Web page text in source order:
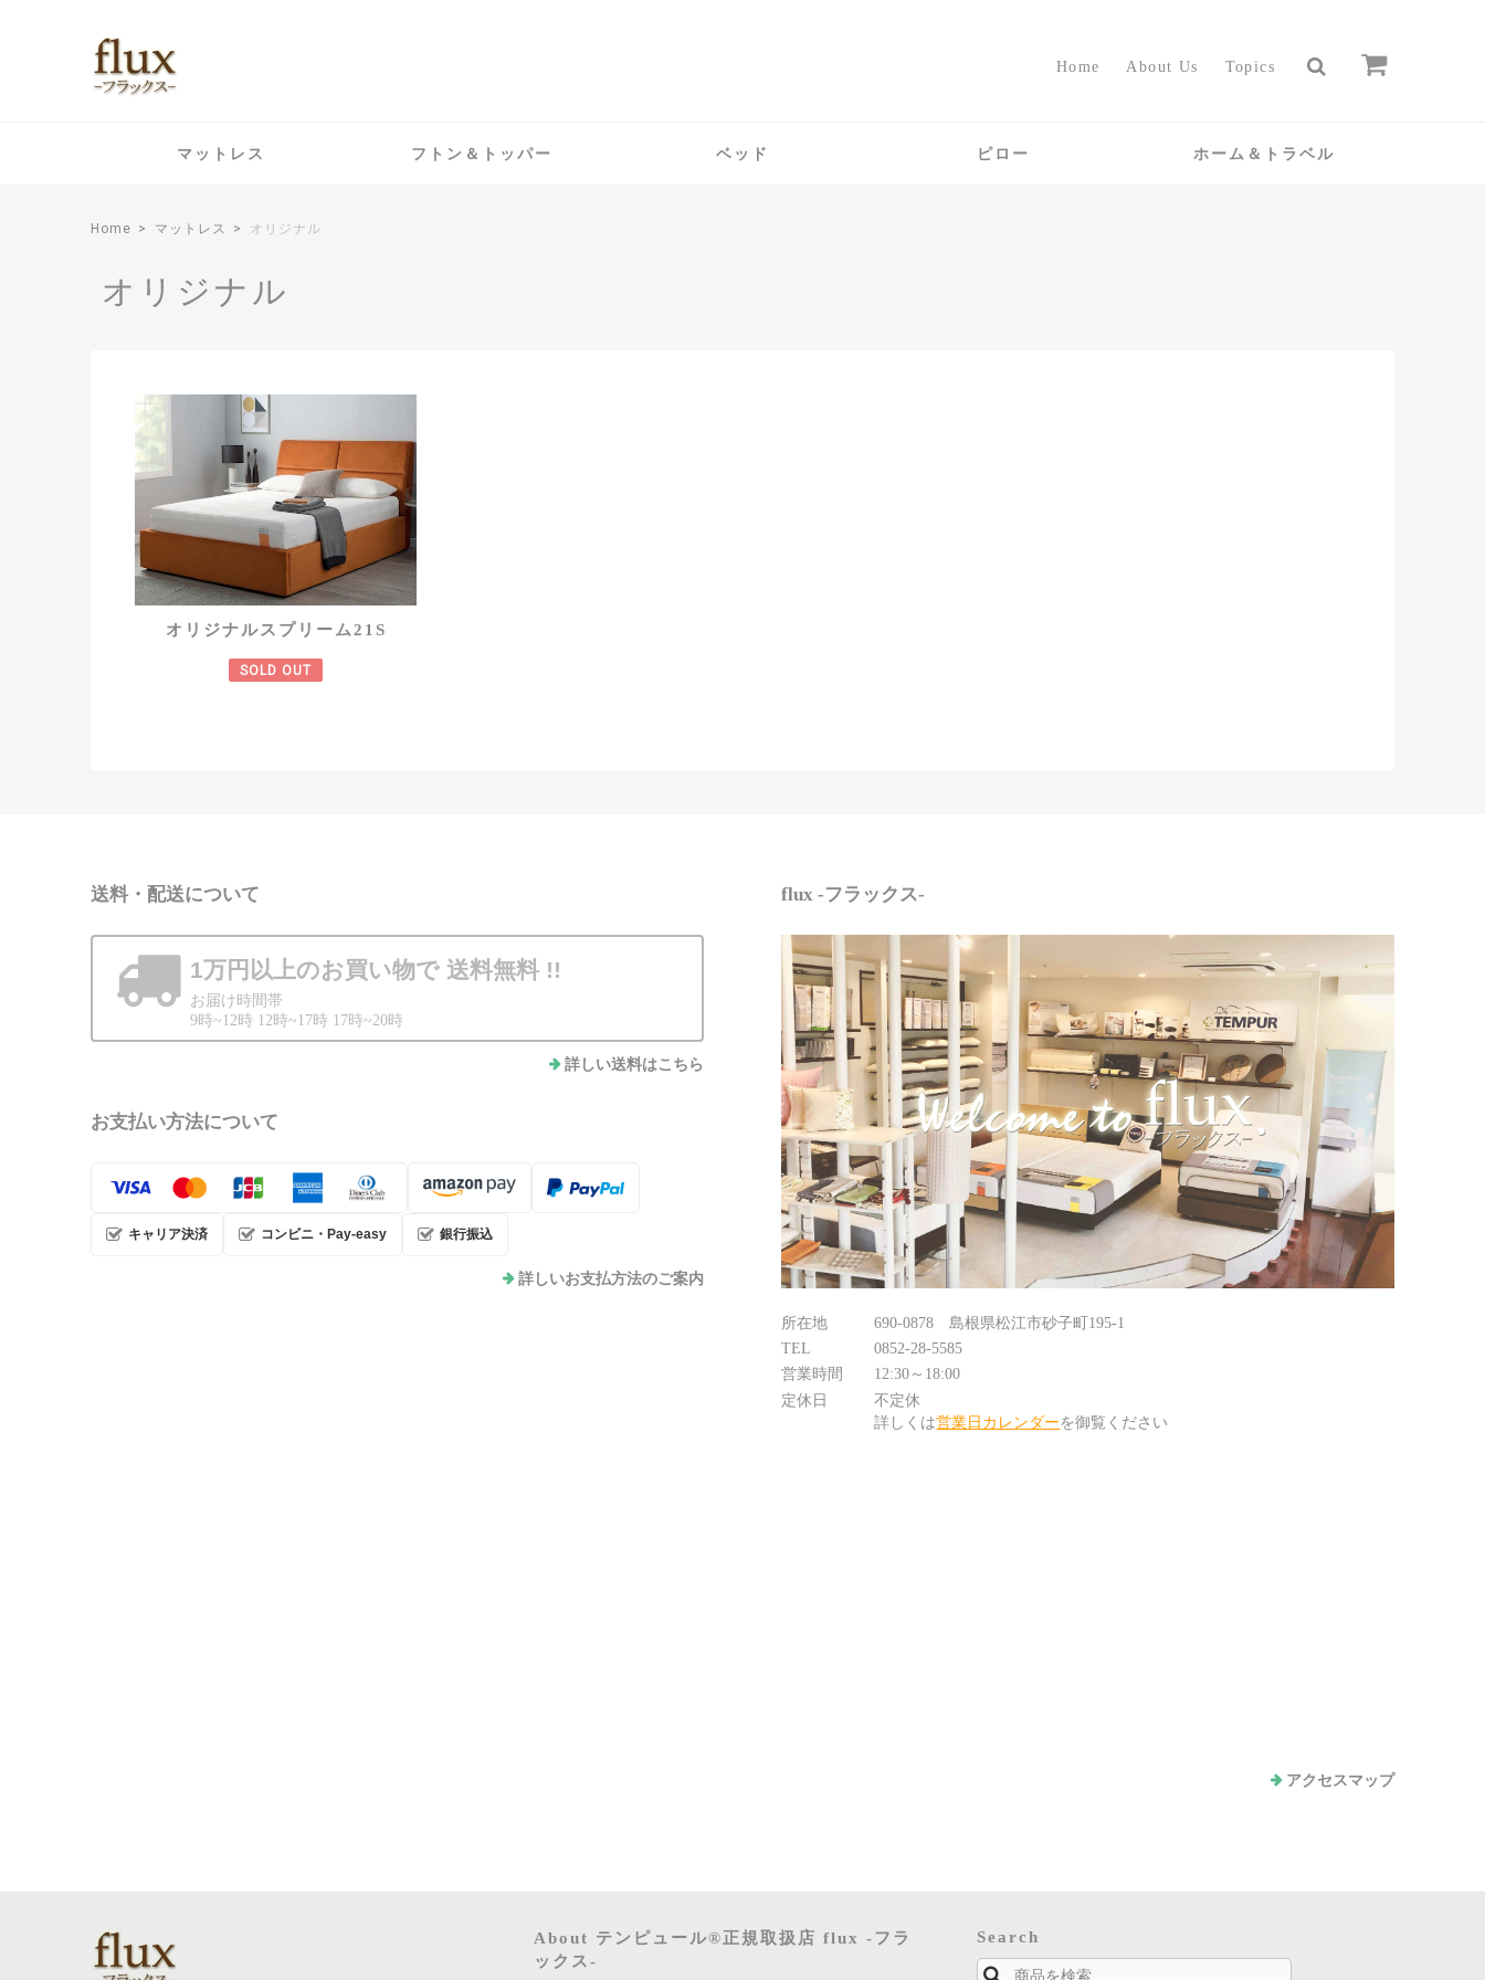
Home About Us Topics
マットレス フトン＆トッパー ベッド ピロー ホーム＆トラベル
Home マットレス オリジナル
オリジナル
オリジナルスプリーム21S
SOLD OUT
送料・配送について
1万円以上のお買い物で 送料無料 !!
お届け時間帯
9時~12時 12時~17時 17時~20時
詳しい送料はこちら
お支払い方法について
キャリア決済 コンビニ・Pay-easy 銀行振込
詳しいお支払方法のご案内
flux -フラックス-
所在地
690-0878 島根県松江市砂子町195-1
TEL
0852-28-5585
営業時間
12:30～18:00
定休日
不定休
詳しくは営業日カレンダー を御覧ください
アクセスマップ
About テンピュール®正規取扱店 flux -フラ
ックス-
Search